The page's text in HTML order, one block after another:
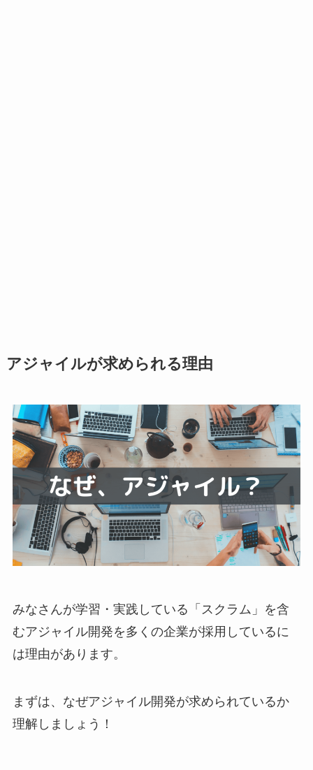
アジャイルが求められる理由
みなさんが学習・実践している「スクラム」を含
むアジャイル開発を多くの企業が採用しているに
は理由があります。
まずは、なぜアジャイル開発が求められているか
理解しましょう！